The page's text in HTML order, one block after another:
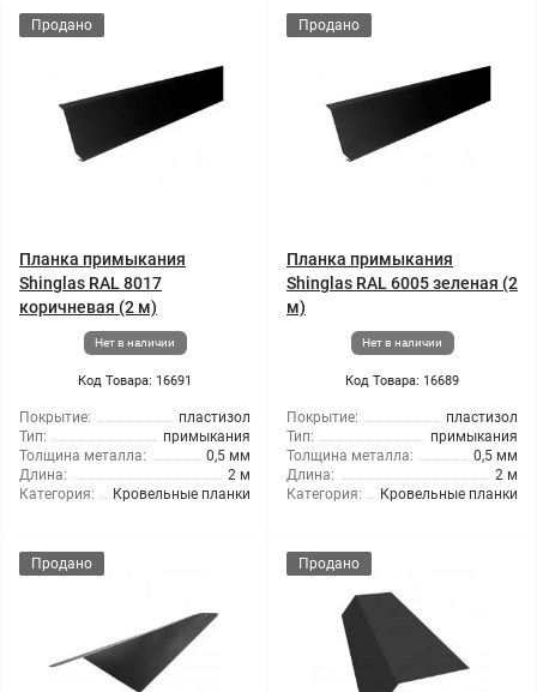
Продано
Планка примыкания
Shinglas RAL 8017
коричневая (2 м)
Нет в наличии
Код Товара: 16691
Покрытие:
пластизол
Тип:
примыкания
Толщина металла:
0,5 мм
Длина:
2 м
Категория:
Кровельные планки
Продано
Планка примыкания
Shinglas RAL 6005 зеленая (2
м)
Нет в наличии
Код Товара: 16689
Покрытие:
пластизол
Тип:
примыкания
Толщина металла:
0,5 мм
Длина:
2 м
Категория:
Кровельные планки
Продано Продано